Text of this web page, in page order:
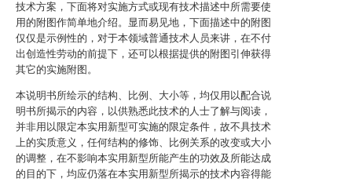
技术方案，下面将对实施方式或现有技术描述中所需要使
用的附图作简单地介绍。显而易见地，下面描述中的附图
仅仅是示例性的，对于本领域普通技术人员来讲，在不付
出创造性劳动的前提下，还可以根据提供的附图引伸获得
其它的实施附图。
本说明书所绘示的结构、比例、大小等，均仅用以配合说
明书所揭示的内容，以供熟悉此技术的人士了解与阅读，
并非用以限定本实用新型可实施的限定条件，故不具技术
上的实质意义，任何结构的修饰、比例关系的改变或大小
的调整，在不影响本实用新型所能产生的功效及所能达成
的目的下，均应仍落在本实用新型所揭示的技术内容得能